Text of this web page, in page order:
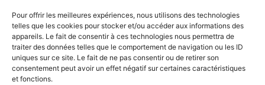
Pour offrir les meilleures expériences, nous utilisons des technologies
telles que les cookies pour stocker et/ou accéder aux informations des
appareils. Le fait de consentir à ces technologies nous permettra de
traiter des données telles que le comportement de navigation ou les ID
uniques sur ce site. Le fait de ne pas consentir ou de retirer son
consentement peut avoir un effet négatif sur certaines caractéristiques
et fonctions.
que les jours fériés.